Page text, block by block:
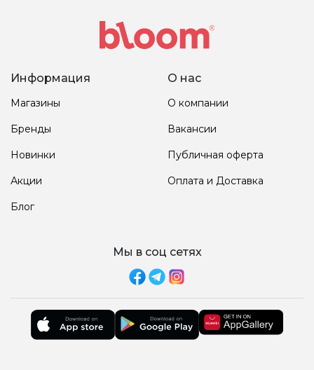
Информация
Магазины
Бренды
Новинки
Акции
Блог
О нас
О компании
Вакансии
Публичная оферта
Оплата и Доставка
Мы в соц сетях